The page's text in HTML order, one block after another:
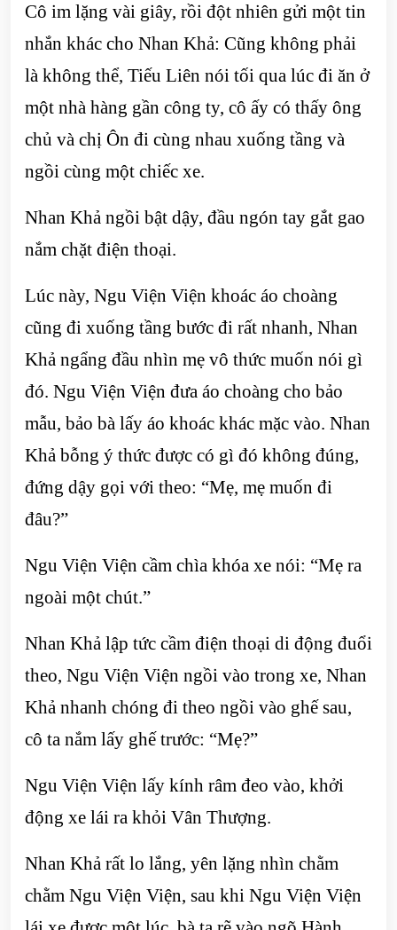
Cô im lặng vài giây, rồi đột nhiên gửi một tin
nhắn khác cho Nhan Khả: Cũng không phải
là không thể, Tiếu Liên nói tối qua lúc đi ăn ở
một nhà hàng gần công ty, cô ấy có thấy ông
chủ và chị Ôn đi cùng nhau xuống tầng và
ngồi cùng một chiếc xe.
Nhan Khả ngồi bật dậy, đầu ngón tay gắt gao
nắm chặt điện thoại.
Lúc này, Ngu Viện Viện khoác áo choàng
cũng đi xuống tầng bước đi rất nhanh, Nhan
Khả ngẩng đầu nhìn mẹ vô thức muốn nói gì
đó. Ngu Viện Viện đưa áo choàng cho bảo
mẫu, bảo bà lấy áo khoác khác mặc vào. Nhan
Khả bỗng ý thức được có gì đó không đúng,
đứng dậy gọi với theo: “Mẹ, mẹ muốn đi
đâu?”
Ngu Viện Viện cầm chìa khóa xe nói: “Mẹ ra
ngoài một chút.”
Nhan Khả lập tức cầm điện thoại di động đuổi
theo, Ngu Viện Viện ngồi vào trong xe, Nhan
Khả nhanh chóng đi theo ngồi vào ghế sau,
cô ta nắm lấy ghế trước: “Mẹ?”
Ngu Viện Viện lấy kính râm đeo vào, khởi
động xe lái ra khỏi Vân Thượng.
Nhan Khả rất lo lắng, yên lặng nhìn chằm
chằm Ngu Viện Viện, sau khi Ngu Viện Viện